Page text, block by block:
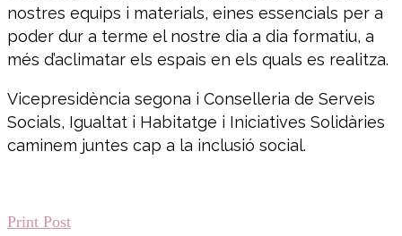
nostres equips i materials, eines essencials per a
poder dur a terme el nostre dia a dia formatiu, a
més d’aclimatar els espais en els quals es realitza.
Vicepresidència segona i Conselleria de Serveis
Socials, Igualtat i Habitatge i Iniciatives Solidàries
caminem juntes cap a la inclusió social.
Print Post